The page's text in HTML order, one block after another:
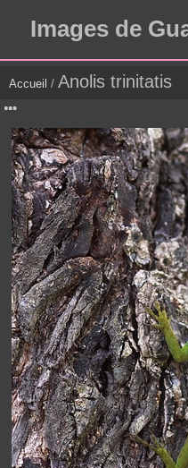
Images de
Accueil / Anolis trinitatis